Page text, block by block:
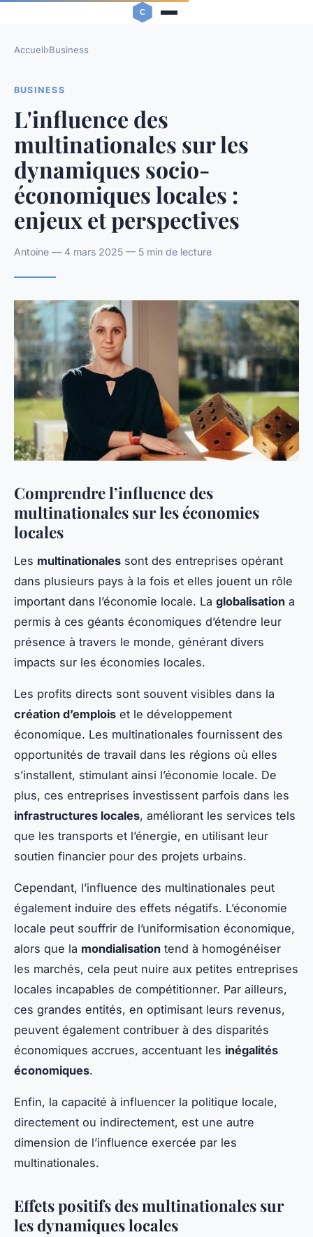
Accueil›Business
BUSINESS
L'influence des
multinationales sur les
dynamiques socio-
économiques locales :
enjeux et perspectives
Antoine — 4 mars 2025 — 5 min de lecture
Comprendre l’influence des
multinationales sur les économies
locales
Les multinationales sont des entreprises opérant
dans plusieurs pays à la fois et elles jouent un rôle
important dans l’économie locale. La globalisation a
permis à ces géants économiques d’étendre leur
présence à travers le monde, générant divers
impacts sur les économies locales.
Les profits directs sont souvent visibles dans la
création d’emplois et le développement
économique. Les multinationales fournissent des
opportunités de travail dans les régions où elles
s’installent, stimulant ainsi l’économie locale. De
plus, ces entreprises investissent parfois dans les
infrastructures locales, améliorant les services tels
que les transports et l’énergie, en utilisant leur
soutien financier pour des projets urbains.
Cependant, l’influence des multinationales peut
également induire des effets négatifs. L’économie
locale peut souffrir de l’uniformisation économique,
alors que la mondialisation tend à homogénéiser
les marchés, cela peut nuire aux petites entreprises
locales incapables de compétitionner. Par ailleurs,
ces grandes entités, en optimisant leurs revenus,
peuvent également contribuer à des disparités
économiques accrues, accentuant les inégalités
économiques.
Enfin, la capacité à influencer la politique locale,
directement ou indirectement, est une autre
dimension de l’influence exercée par les
multinationales.
Effets positifs des multinationales sur
les dynamiques locales